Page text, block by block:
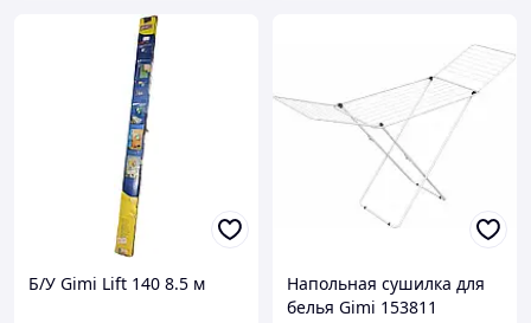
Б/У Gimi Lift 140 8.5 м
Напольная сушилка для
белья Gimi 153811